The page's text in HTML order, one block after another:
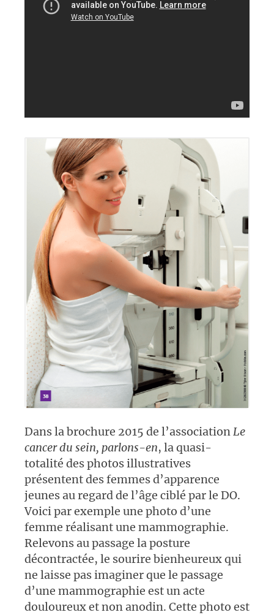
Dans la brochure 2015 de l’associationLe
cancer du sein, parlons-en, la quasi-
totalité des photos illustratives
présentent des femmes d’apparence
jeunes au regard de l’âge ciblé par le DO.
Voici par exemple une photo d’une
femme réalisant une mammographie.
Relevons au passage la posture
décontractée, le sourire bienheureux qui
ne laisse pas imaginer que le passage
d’une mammographie est un acte
douloureux et non anodin. Cette photo est